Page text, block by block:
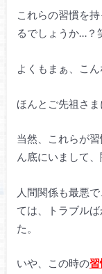
これらの習慣を
るでしょうか…？
よくもまぁ、こ
ほんとご先祖さま
当然、これらが
ん底にいまして
人間関係も最悪
ては、トラブル
た。
いや、この時の習